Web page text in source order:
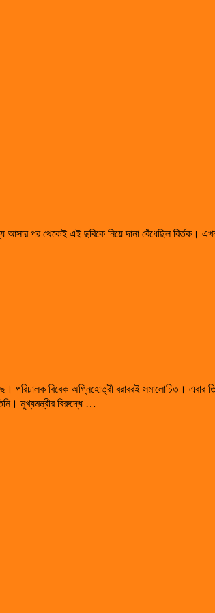
আসার পর থেকেই এই ছবিকে নিয়ে দানা বেঁধেছিল
পরিচালক বিবেক অগ্নিহোত্রী বরাবরই সমালোচিত।
মুখ্যমন্ত্রীর বিরুদ্ধে …